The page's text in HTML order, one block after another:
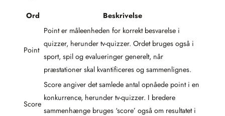
Ord Beskrivelse
Point
Point er måleenheden for korrekt besvarelse i
quizzer, herunder tv-quizzer. Ordet bruges også i
sport, spil og evalueringer generelt, når
præstationer skal kvantificeres og sammenlignes.
Score
Score angiver det samlede antal opnåede point i en
konkurrence, herunder tv-quizzer. I bredere
sammenhænge bruges ‘score’ også om resultatet i